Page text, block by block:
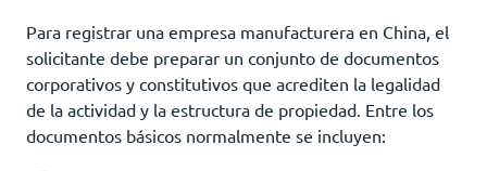
Para registrar una empresa manufacturera en China, el
solicitante debe preparar un conjunto de documentos
corporativos y constitutivos que acrediten la legalidad
de la actividad y la estructura de propiedad. Entre los
documentos básicos normalmente se incluyen: